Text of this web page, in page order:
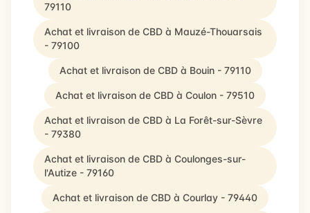
79110
Achat et livraison de CBD à Mauzé-Thouarsais
- 79100
Achat et livraison de CBD à Bouin - 79110
Achat et livraison de CBD à Coulon - 79510
Achat et livraison de CBD à La Forêt-sur-Sèvre
- 79380
Achat et livraison de CBD à Coulonges-sur-
l'Autize - 79160
Achat et livraison de CBD à Courlay - 79440